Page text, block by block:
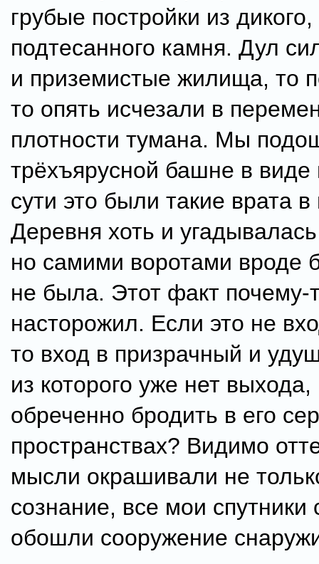
грубые постройки из
подтесанного камня. Дул
и приземистые жилища, то
то опять исчезали в
плотности тумана. Мы
трёхъярусной башне в виде
сути это были такие врата в
Деревня хоть и
но самими воротами вроде
не была. Этот факт почему-
насторожил. Если это не
то вход в призрачный и
из которого уже нет
обреченно бродить в его
пространствах? Видимо
мысли окрашивали не
сознание, все мои спутники
обошли сооружение